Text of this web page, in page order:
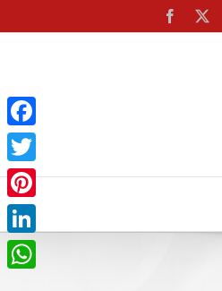
al
Facebook
Twitter
Pinterest
LinkedIn